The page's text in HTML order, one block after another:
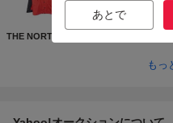
THE NORTH FACE
もっ
あとで